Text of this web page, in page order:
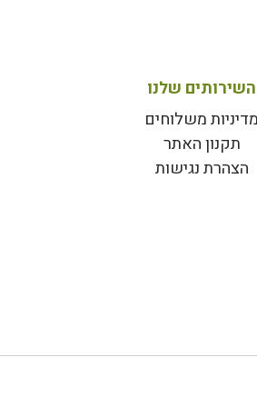
השירותים שלנו
מדיניות משלוחים
תקנון האתר
הצהרת נגישות